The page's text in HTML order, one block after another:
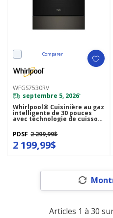
Comparer
WFGS7530RV
septembre 5, 2026*
Whirlpool® Cuisinière au gaz
intelligente de 30 pouces
avec technologie de cuisson
nettoyage/netoyage à la
vapeur, préchauffage rapide
avec capacité de 5.3 pi cu
WFGS7530RV
PDSF 2 299,99$
2 199,99$
Articles 1 à 30